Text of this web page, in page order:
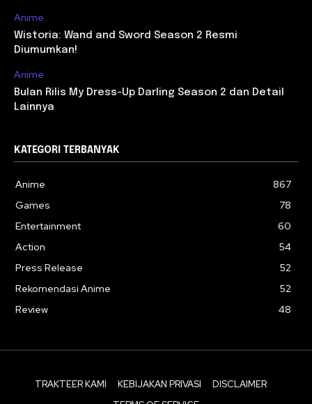
Anime
Wistoria: Wand and Sword Season 2 Resmi
Diumumkan!
Anime
Bulan Rilis My Dress-Up Darling Season 2 dan Detail
Lainnya
KATEGORI TERBANYAK
Anime
867
Games
78
Entertainment
60
Action
54
Press Release
52
Rekomendasi Anime
52
Review
48
TRAKTEER KAMI KEBIJAKAN PRIVASI
DISCLAIMER